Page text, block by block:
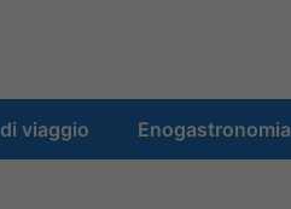
viaggio Enogastronomia